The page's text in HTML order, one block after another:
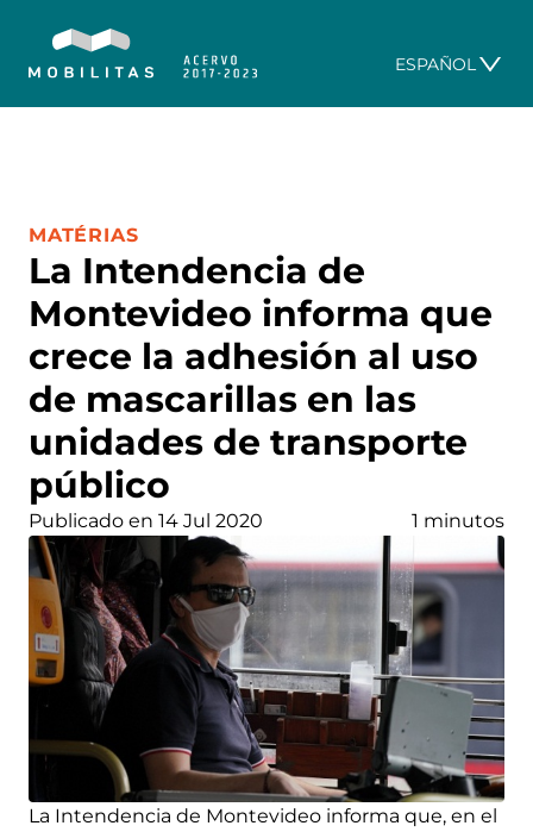
ESPAÑOL
La Intendencia de
Montevideo informa que
crece la adhesión al uso
de mascarillas en las
unidades de transporte
público
CATEGORÍA:
MATÉRIAS
Publicado en 14 Jul 2020 1 minutos
La Intendencia de Montevideo informa que, en el